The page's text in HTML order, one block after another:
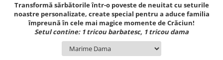
Transformă sărbătorile într-o poveste de neuitat cu seturile
noastre personalizate, create special pentru a aduce familia
împreună în cele mai magice momente de Crăciun!
Setul contine: 1 tricou barbatesc, 1 tricou dama